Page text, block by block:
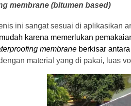
membrane (bitumen based)
ini sangat sesuai di aplikasikan
karena memerlukan
membrane berkisar
material yang di pakai, luas